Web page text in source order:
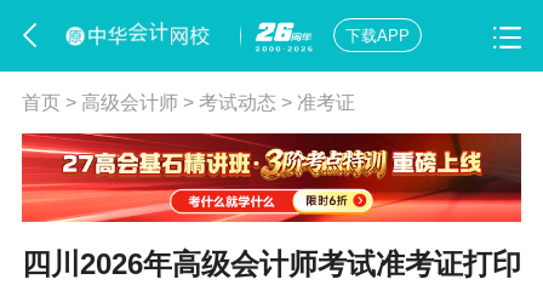
下载APP
首页> 高级会计师> 考试动态 > 准考证
四川2026年高级会计师考试准考证打印